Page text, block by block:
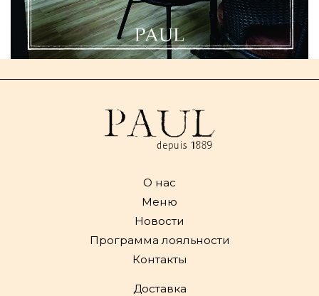
О нас
Меню
Новости
Программа лояльности
Контакты
Доставка